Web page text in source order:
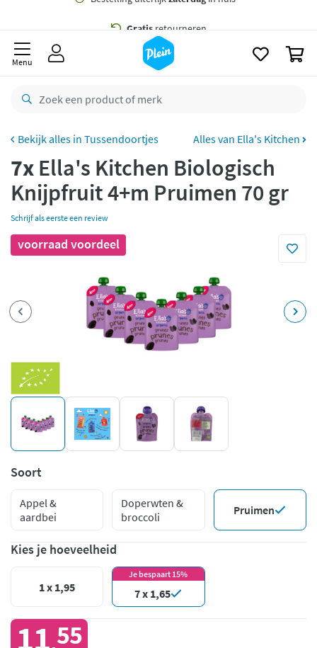
Bestelling uiterlijkzaterdag
retourneren
CO2 neutraal bezorgd
Betaal met Klarna
Menu
Tussendoortjes Alles van Ella's Kitchen
7x Ella's Kitchen Biologisch
Knijpfruit 4+m Pruimen 70 gr
Schrijf als eerste een review
voorraad voordeel
Soort
Appel &
aardbei
Doperwten &
broccoli
Pruimen
Kies je hoeveelheid
1 x 1,95
Je bespaart 15%
7 x 1,65
11 55